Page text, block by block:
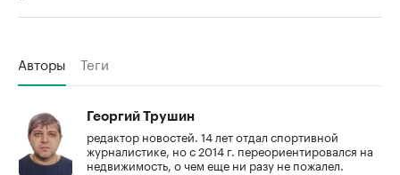
Авторы Теги
Георгий Трушин
редактор новостей. 14 лет отдал спортивной
журналистике, но с 2014 г. переориентировался на
недвижимость, о чем еще ни разу не пожалел.